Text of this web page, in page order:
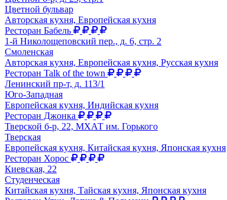
Цветной бульвар
Авторская кухня, Европейская кухня
Ресторан Бабель
1-й Николощеповский пер., д. 6, стр. 2
Смоленская
Авторская кухня, Европейская кухня, Русская кухня
Ресторан Talk of the town
Ленинский пр-т, д. 113/1
Юго-Западная
Европейская кухня, Индийская кухня
Ресторан Джонка
Тверской б-р, 22, МХАТ им. Горького
Тверская
Европейская кухня, Китайская кухня, Японская кухня
Ресторан Хорос
Киевская, 22
Студенческая
Китайская кухня, Тайская кухня, Японская кухня